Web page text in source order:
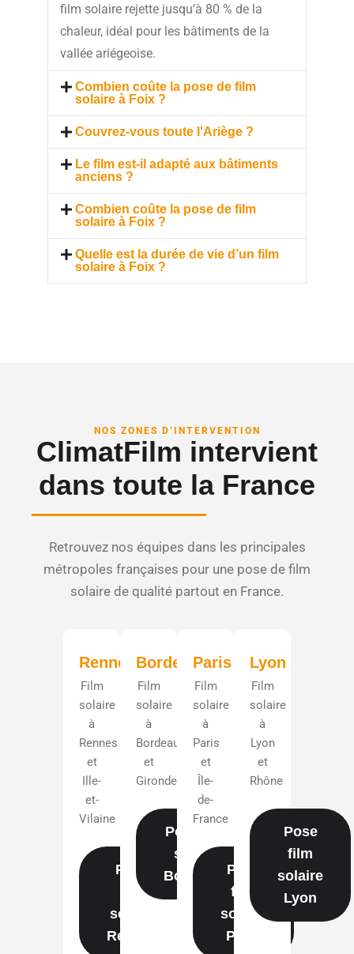
film solaire rejette jusqu’à 80 % de la
chaleur, idéal pour les bâtiments de la
vallée ariégeoise.
Combien coûte la pose de film
solaire à Foix ?
Couvrez-vous toute l'Ariège ?
Le film est-il adapté aux bâtiments
anciens ?
Combien coûte la pose de film
solaire à Foix ?
Quelle est la durée de vie d’un film
solaire à Foix ?
NOS ZONES D’INTERVENTION
ClimatFilm intervient
dans toute la France
Retrouvez nos équipes dans les principales
métropoles françaises pour une pose de film
solaire de qualité partout en France.
Rennes
Film
solaire
à
Rennes
et
Ille-
et-
Vilaine
Pose
film
solaire
Rennes
Bordeaux
Film
solaire
à
Bordeaux
et
Gironde
Pose film
solaire
Bordeaux
Paris
Film
solaire
à
Paris
et
Île-
de-
France
Pose
film
solaire
Paris
Lyon
Film
solaire
à
Lyon
et
Rhône
Pose
film
solaire
Lyon